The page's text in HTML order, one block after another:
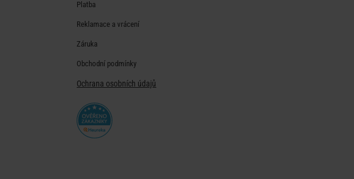
Platba
Reklamace a vrácení
Záruka
Obchodní podmínky
Ochrana osobních údajů